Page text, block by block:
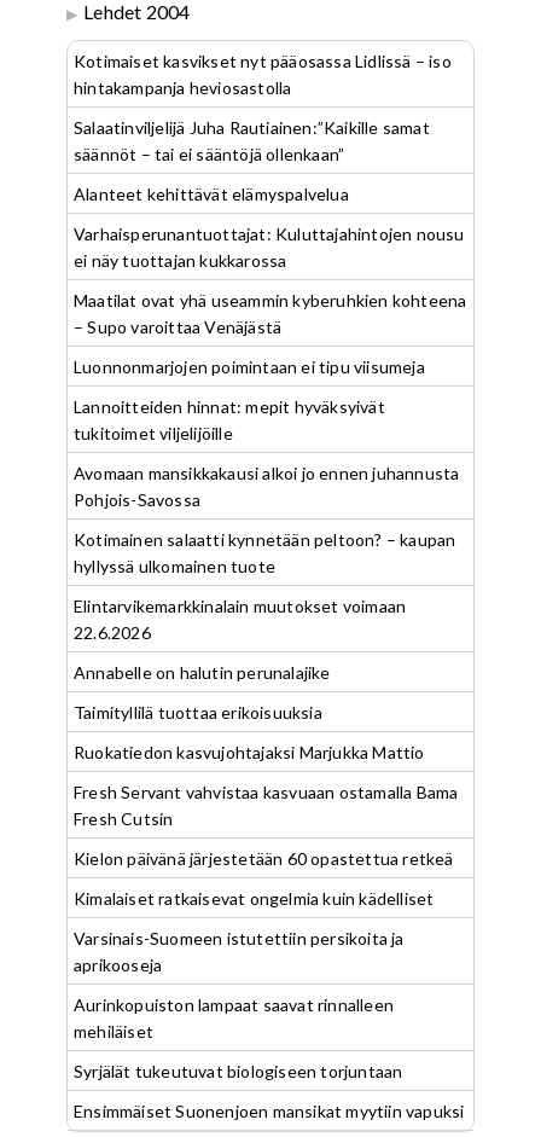
Lehdet 2004
Kotimaiset kasvikset nyt pääosassa Lidlissä – iso
hintakampanja heviosastolla
Salaatinviljelijä Juha Rautiainen:”Kaikille samat
säännöt – tai ei sääntöjä ollenkaan”
Alanteet kehittävät elämyspalvelua
Varhaisperunantuottajat: Kuluttajahintojen nousu
ei näy tuottajan kukkarossa
Maatilat ovat yhä useammin kyberuhkien kohteena
– Supo varoittaa Venäjästä
Luonnonmarjojen poimintaan ei tipu viisumeja
Lannoitteiden hinnat: mepit hyväksyivät
tukitoimet viljelijöille
Avomaan mansikkakausi alkoi jo ennen juhannusta
Pohjois-Savossa
Kotimainen salaatti kynnetään peltoon? – kaupan
hyllyssä ulkomainen tuote
Elintarvikemarkkinalain muutokset voimaan
22.6.2026
Annabelle on halutin perunalajike
Taimityllilä tuottaa erikoisuuksia
Ruokatiedon kasvujohtajaksi Marjukka Mattio
Fresh Servant vahvistaa kasvuaan ostamalla Bama
Fresh Cutsin
Kielon päivänä järjestetään 60 opastettua retkeä
Kimalaiset ratkaisevat ongelmia kuin kädelliset
Varsinais-Suomeen istutettiin persikoita ja
aprikooseja
Aurinkopuiston lampaat saavat rinnalleen
mehiläiset
Syrjälät tukeutuvat biologiseen torjuntaan
Ensimmäiset Suonenjoen mansikat myytiin vapuksi